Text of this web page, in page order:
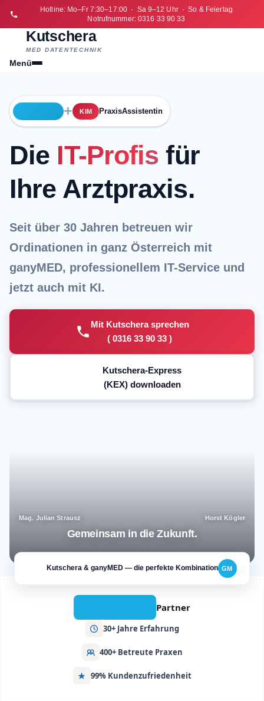
Hotline: Mo–Fr 7:30–17:00 · Sa 9–12 Uhr · So & Feiertag
Notrufnummer: 0316 33 90 33
Kutschera
MED DATENTECHNIK
Menü
+ KIM PraxisAssistentin
Die IT-Profis für
Ihre Arztpraxis.
Seit über 30 Jahren betreuen wir
Ordinationen in ganz Österreich mit
ganyMED, professionellem IT-Service und
jetzt auch mit KI.
Mit Kutschera sprechen
( 0316 33 90 33 )
Kutschera-Express
(KEX) downloaden
Mag. Julian Strausz Horst Kögler
Kutschera & ganyMED — die perfekte Kombination GM
Partner
30+ Jahre Erfahrung
400+ Betreute Praxen
99% Kundenzufriedenheit